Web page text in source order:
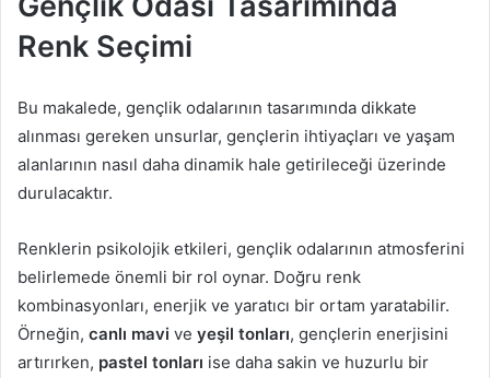
Renk Seçimi
Bu makalede, gençlik odalarının tasarımında dikkate
alınması gereken unsurlar, gençlerin ihtiyaçları ve yaşam
alanlarının nasıl daha dinamik hale getirileceği üzerinde
durulacaktır.
Renklerin psikolojik etkileri, gençlik odalarının atmosferini
belirlemede önemli bir rol oynar. Doğru renk
kombinasyonları, enerjik ve yaratıcı bir ortam yaratabilir.
Örneğin, canlı mavi ve yeşil tonları, gençlerin enerjisini
artırırken, pastel tonları ise daha sakin ve huzurlu bir